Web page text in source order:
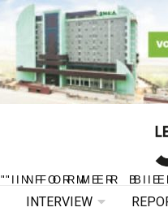
"INFORMER
"INFORMER
INTERVIEW